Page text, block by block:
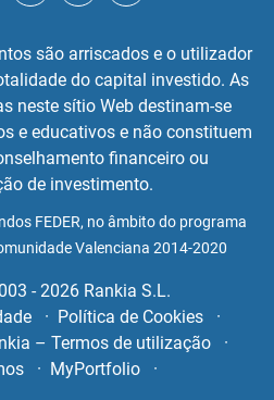
são arriscados e o utilizador
do capital investido. As
neste sítio Web destinam-se
e educativos e não constituem
financeiro ou
de investimento.
FEDER, no âmbito do programa
Valenciana 2014-2020
- 2026 Rankia S.L.
Política de Cookies
– Termos de utilização
MyPortfolio